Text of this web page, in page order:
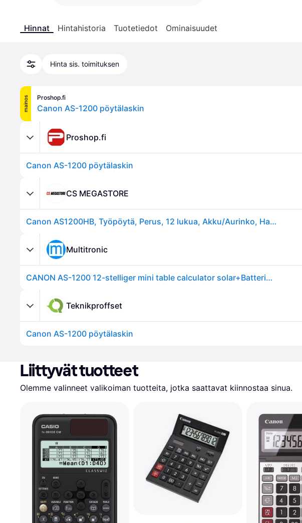
Hinnat Hintahistoria Tuotetiedot Ominaisuudet
Hinta sis. toimituksen
mainos Proshop.fi
Canon AS-1200 pöytälaskin
Proshop.fi
Canon AS-1200 pöytälaskin
CS MEGASTORE
Canon AS1200HB, Työpöytä, Perus, 12 lukua, Akku/Aurinko, Harmaa
Multitronic
CANON AS-1200 12-stelliger mini table calculator solar+Batteriebetrieb Berechnungsfunktion mark-up Rueckwartsrechnung Summenspeicher
Teknikproffset
Canon AS-1200 pöytälaskin
Liittyvät tuotteet
Olemme valinneet valikoiman tuotteita, jotka saattavat kiinnostaa sinua.